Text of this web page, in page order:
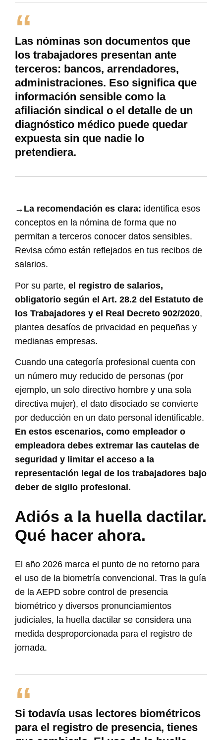
Las nóminas son documentos que
los trabajadores presentan ante
terceros: bancos, arrendadores,
administraciones. Eso significa que
información sensible como la
afiliación sindical o el detalle de un
diagnóstico médico puede quedar
expuesta sin que nadie lo
pretendiera.
→ La recomendación es clara: identifica esos
conceptos en la nómina de forma que no
permitan a terceros conocer datos sensibles.
Revisa cómo están reflejados en tus recibos de
salarios.
Por su parte, el registro de salarios,
obligatorio según el Art. 28.2 del Estatuto de
los Trabajadores y el Real Decreto 902/2020,
plantea desafíos de privacidad en pequeñas y
medianas empresas.
Cuando una categoría profesional cuenta con
un número muy reducido de personas (por
ejemplo, un solo directivo hombre y una sola
directiva mujer), el dato disociado se convierte
por deducción en un dato personal identificable.
En estos escenarios, como empleador o
empleadora debes extremar las cautelas de
seguridad y limitar el acceso a la
representación legal de los trabajadores bajo
deber de sigilo profesional.
Adiós a la huella dactilar.
Qué hacer ahora.
El año 2026 marca el punto de no retorno para
el uso de la biometría convencional. Tras la guía
de la AEPD sobre control de presencia
biométrico y diversos pronunciamientos
judiciales, la huella dactilar se considera una
medida desproporcionada para el registro de
jornada.
Si todavía usas lectores biométricos
para el registro de presencia, tienes